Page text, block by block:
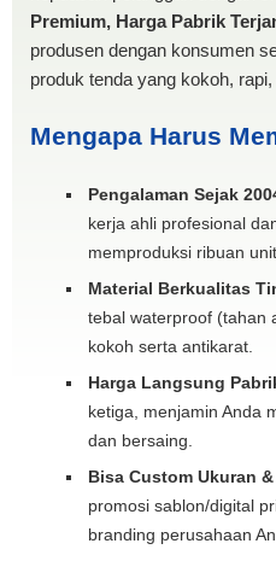
Premium, Harga Pabrik
produsen dengan konsumen
produk tenda yang kokoh,
Mengapa Harus
Pengalaman Sejak
kerja ahli profesional
memproduksi ribuan
Material Berkualitas
tebal waterproof (tahan
kokoh serta antikarat.
Harga Langsung
ketiga, menjamin Anda
dan bersaing.
Bisa Custom Ukuran
promosi sablon/digital
branding perusahaan